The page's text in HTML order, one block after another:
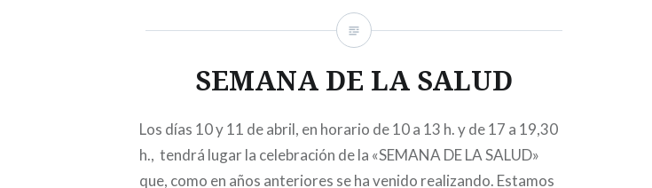
SEMANA DE LA SALUD
Los días 10 y 11 de abril, en horario de 10 a 13 h. y de 17 a 19,30
h., tendrá lugar la celebración de la «SEMANA DE LA SALUD»
que, como en años anteriores se ha venido realizando. Estamos